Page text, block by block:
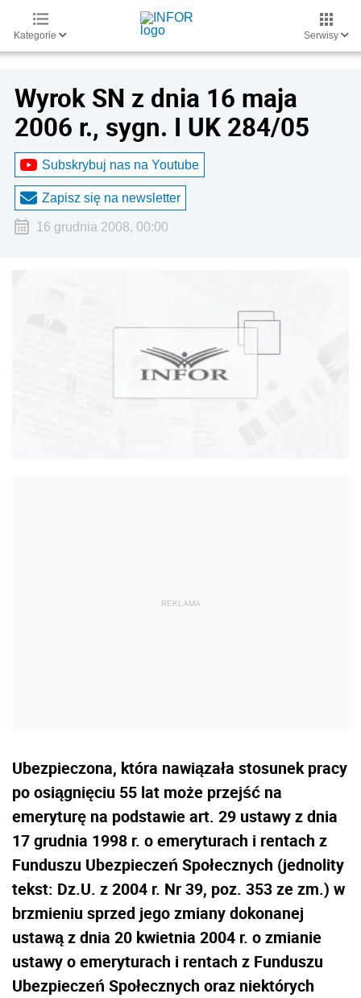
Kategorie Serwisy
Wyrok SN z dnia 16 maja
2006 r., sygn. I UK 284/05
Subskrybuj nas na Youtube
Zapisz się na newsletter
16 grudnia 2008, 00:00
Ubezpieczona, która nawiązała stosunek pracy
po osiągnięciu 55 lat może przejść na
emeryturę na podstawie art. 29 ustawy z dnia
17 grudnia 1998 r. o emeryturach i rentach z
Funduszu Ubezpieczeń Społecznych (jednolity
tekst: Dz.U. z 2004 r. Nr 39, poz. 353 ze zm.) w
brzmieniu sprzed jego zmiany dokonanej
ustawą z dnia 20 kwietnia 2004 r. o zmianie
ustawy o emeryturach i rentach z Funduszu
Ubezpieczeń Społecznych oraz niektórych